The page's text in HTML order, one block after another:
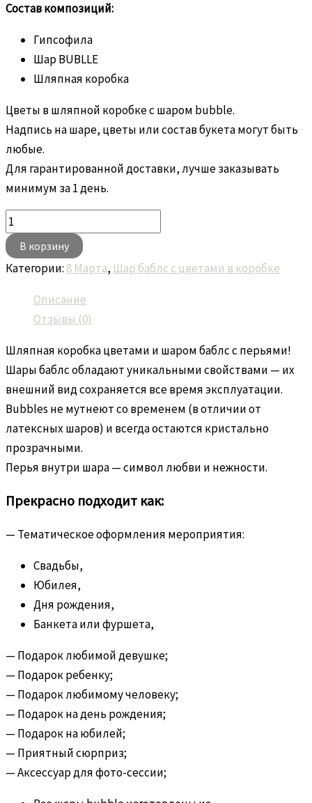
Состав композиций:
Гипсофила
Шар BUBLLE
Шляпная коробка
Цветы в шляпной коробке с шаром bubble.
Надпись на шаре, цветы или состав букета могут быть
любые.
Для гарантированной доставки, лучше заказывать
минимум за 1 день.
В корзину
Категории: 8 Марта, Шар баблс с цветами в коробке
Описание
Отзывы (0)
Шляпная коробка цветами и шаром баблс с перьями!
Шары баблс обладают уникальными свойствами — их
внешний вид сохраняется все время эксплуатации.
Bubbles не мутнеют со временем (в отличии от
латексных шаров) и всегда остаются кристально
прозрачными.
Перья внутри шара — символ любви и нежности.
Прекрасно подходит как:
— Тематическое оформления мероприятия:
Свадьбы,
Юбилея,
Дня рождения,
Банкета или фуршета,
— Подарок любимой девушке;
— Подарок ребенку;
— Подарок любимому человеку;
— Подарок на день рождения;
— Подарок на юбилей;
— Приятный сюрприз;
— Аксессуар для фото-сессии;